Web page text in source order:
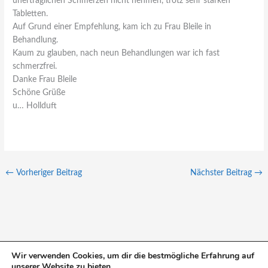
Tabletten.
Auf Grund einer Empfehlung, kam ich zu Frau Bleile in
Behandlung.
Kaum zu glauben, nach neun Behandlungen war ich fast
schmerzfrei.
Danke Frau Bleile
Schöne Grüße
u… Hollduft
← Vorheriger Beitrag Nächster Beitrag →
Wir verwenden Cookies, um dir die bestmögliche Erfahrung auf